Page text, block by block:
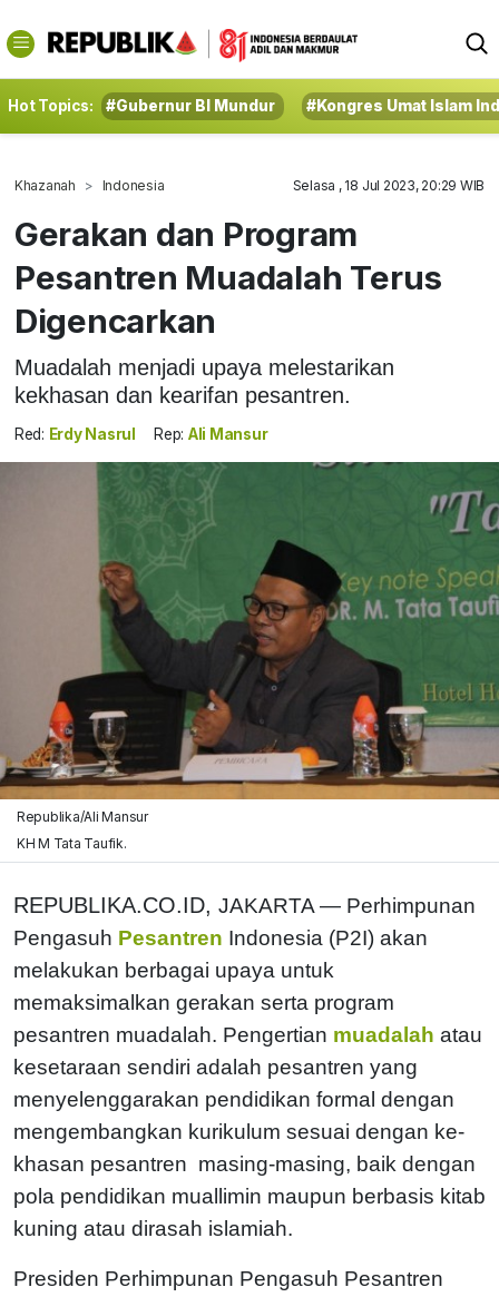
Hot Topics: #Gubernur BI Mundur #Kongres Umat Islam
Khazanah Indonesia Selasa , 18 Jul 2023, 20:29 WIB
Gerakan dan Program
Pesantren Muadalah Terus
Digencarkan
Muadalah menjadi upaya melestarikan
kekhasan dan kearifan pesantren.
Red: Erdy Nasrul Rep: Ali Mansur
Republika/Ali Mansur
KH M Tata Taufik.
REPUBLIKA.CO.ID, JAKARTA — Perhimpunan
Pengasuh Pesantren Indonesia (P2I) akan
melakukan berbagai upaya untuk
memaksimalkan gerakan serta program
pesantren muadalah. Pengertian muadalah atau
kesetaraan sendiri adalah pesantren yang
menyelenggarakan pendidikan formal dengan
mengembangkan kurikulum sesuai dengan ke-
khasan pesantren masing-masing, baik dengan
pola pendidikan muallimin maupun berbasis kitab
kuning atau dirasah islamiah.
Presiden Perhimpunan Pengasuh Pesantren